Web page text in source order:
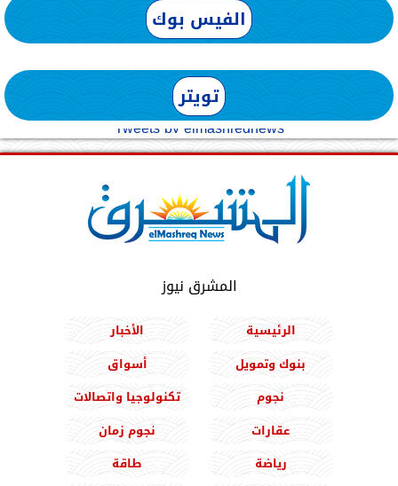
الفيس بوك
تويتر
Tweets by elmashreqnews
المشرق نيوز
الرئيسية
الأخبار
بنوك وتمويل
أسواق
نجوم
تكنولوجيا واتصالات
عقارات
نجوم زمان
رياضة
طاقة